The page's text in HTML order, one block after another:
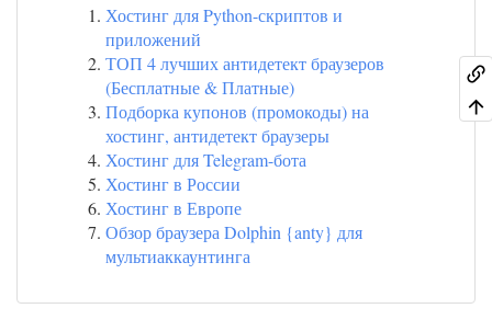
Хостинг для Python-скриптов и
приложений
ТОП 4 лучших антидетект браузеров
(Бесплатные & Платные)
Подборка купонов (промокоды) на
хостинг, антидетект браузеры
Хостинг для Telegram-бота
Хостинг в России
Хостинг в Европе
Обзор браузера Dolphin {anty} для
мультиаккаунтинга